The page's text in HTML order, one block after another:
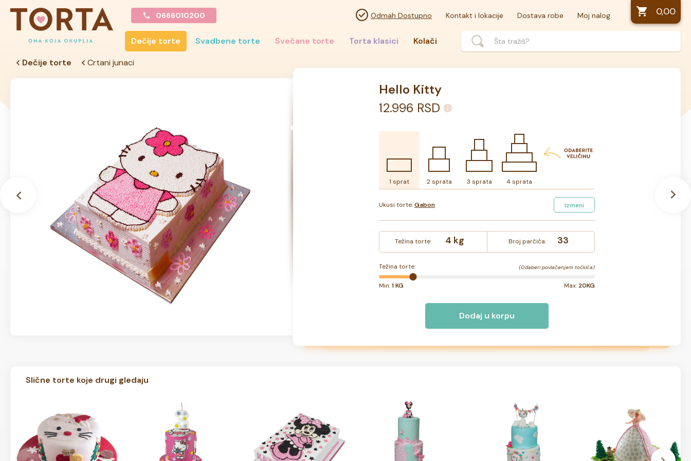
0666010200 Odmah Dostupno Kontakt i lokacije Dostava robe Moj nalog 0,00
Dečije torte Svadbene torte Svečane torte Torta klasici
Kolači
Dečije torte
Crtani junaci
Hello Kitty
12.996 RSD
1 sprat 2 sprata 3 sprata 4 sprata
Ukusi torte:Gabon Izmeni
Težina torte: 4 kg Broj parčića: 33
Težina torte: (Odaberi povlačenjem točkića)
Min:1 KG Max: 20KG
Dodaj u korpu
Slične torte koje drugi gledaju